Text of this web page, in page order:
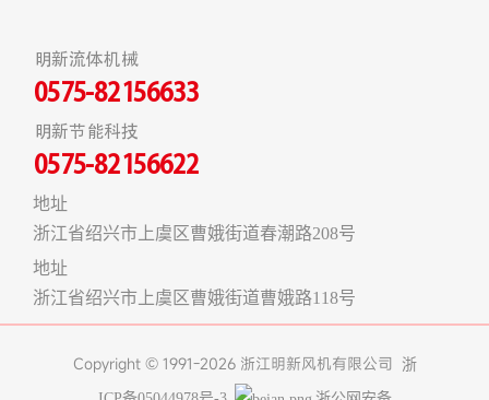
明新流体机械
0575-82156633
明新节能科技
0575-82156622
地址
浙江省绍兴市上虞区曹娥街道春潮路208号
地址
浙江省绍兴市上虞区曹娥街道曹娥路118号
Copyright © 1991-2026 浙江明新风机有限公司 浙